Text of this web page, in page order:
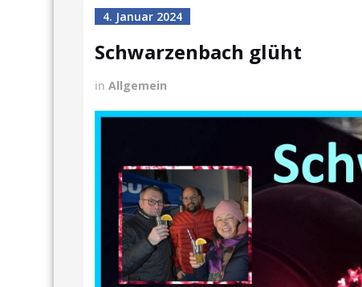
4. Januar 2024
Schwarzenbach glüht
in Allgemein